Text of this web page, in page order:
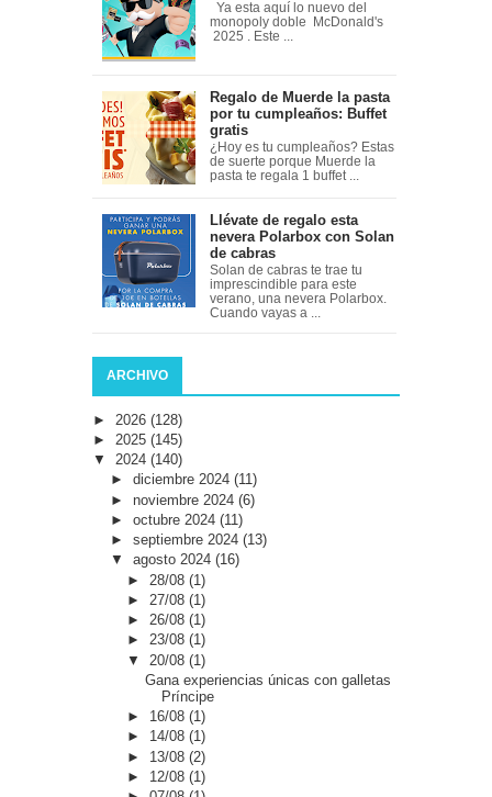
Ya esta aquí lo nuevo del
monopoly doble McDonald's
2025 . Este ...
Regalo de Muerde la pasta
por tu cumpleaños: Buffet
gratis
¿Hoy es tu cumpleaños? Estas
de suerte porque Muerde la
pasta te regala 1 buffet ...
Llévate de regalo esta
nevera Polarbox con Solan
de cabras
Solan de cabras te trae tu
imprescindible para este
verano, una nevera Polarbox.
Cuando vayas a ...
ARCHIVO
► 2026 (128)
► 2025 (145)
▼ 2024 (140)
► diciembre 2024 (11)
► noviembre 2024 (6)
► octubre 2024 (11)
► septiembre 2024 (13)
▼ agosto 2024 (16)
► 28/08(1)
► 27/08(1)
►26/08(1)
►23/08(1)
▼ 20/08(1)
Gana experiencias únicas con galletas
Príncipe
► 16/08(1)
► 14/08(1)
► 13/08(2)
► 12/08(1)